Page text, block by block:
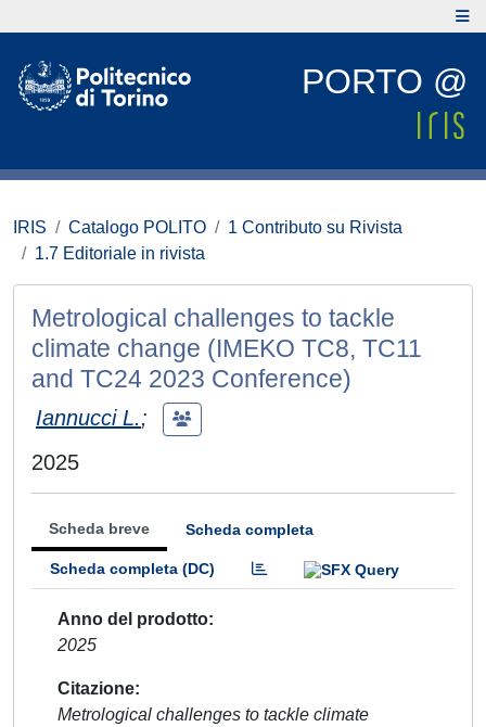
PORTO @
IRIS Catalogo POLITO
1 Contributo su Rivista
1.7 Editoriale in rivista
Metrological challenges to tackle
climate change (IMEKO TC8, TC11
and TC24 2023 Conference)
Iannucci L.;
2025
Scheda breve Scheda completa
Scheda completa (DC)
Anno del prodotto
2025
Citazione
Metrological challenges to tackle climate